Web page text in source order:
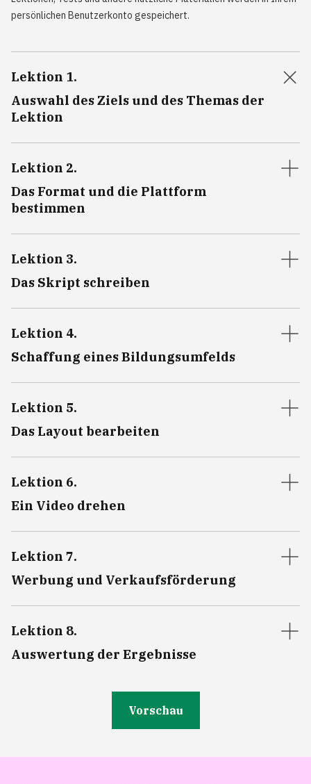
persönlichen Benutzerkonto gespeichert.
Lektion 1.
Auswahl des Ziels und des Themas der
Lektion
Lektion 2.
Das Format und die Plattform
bestimmen
Lektion 3.
Das Skript schreiben
Lektion 4.
Schaffung eines Bildungsumfelds
Lektion 5.
Das Layout bearbeiten
Lektion 6.
Ein Video drehen
Lektion 7.
Werbung und Verkaufsförderung
Lektion 8.
Auswertung der Ergebnisse
Vorschau